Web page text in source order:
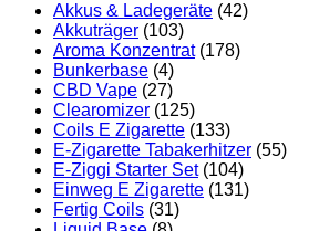
Akkus & Ladegeräte (42)
Akkuträger (103)
Aroma Konzentrat (178)
Bunkerbase (4)
CBD Vape (27)
Clearomizer (125)
Coils E Zigarette (133)
E-Zigarette Tabakerhitzer (55)
E-Ziggi Starter Set (104)
Einweg E Zigarette (131)
Fertig Coils (31)